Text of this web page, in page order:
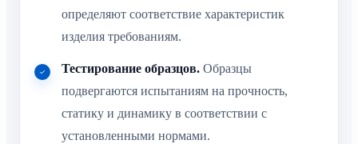
определяют соответствие характеристик
изделия требованиям.
Тестирование образцов. Образцы
подвергаются испытаниям на прочность,
статику и динамику в соответствии с
установленными нормами.